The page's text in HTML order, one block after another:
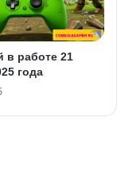
в работе 21
года